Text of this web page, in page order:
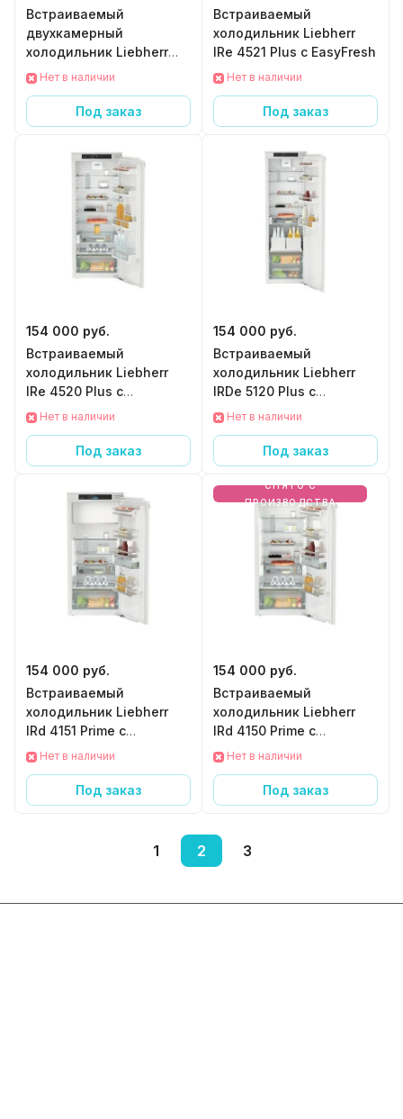
Встраиваемый
двухкамерный
холодильник Liebherr
ICBNe 5123 Plus BioFresh
Нет в наличии
Под заказ
Встраиваемый
холодильник Liebherr
IRe 4521 Plus с EasyFresh
Нет в наличии
Под заказ
154 000 руб.
Встраиваемый
холодильник Liebherr
IRe 4520 Plus с
EasyFresh
Нет в наличии
Под заказ
154 000 руб.
Встраиваемый
холодильник Liebherr
IRDe 5120 Plus с
EasyFresh
Нет в наличии
Под заказ
154 000 руб.
Встраиваемый
холодильник Liebherr
IRd 4151 Prime с
EasyFresh
Нет в наличии
Под заказ
СНЯТО С
ПРОИЗВОДСТВА
154 000 руб.
Встраиваемый
холодильник Liebherr
IRd 4150 Prime с
EasyFresh
Нет в наличии
Под заказ
1 2 3